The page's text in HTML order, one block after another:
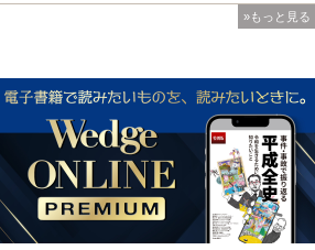
»もっと見る